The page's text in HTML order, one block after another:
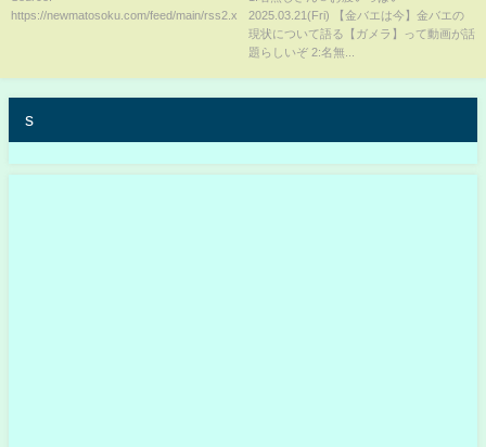
https://newmatosoku.com/feed/main/rss2.xml...2025.03.21(Fri) 【金バエは今】金バエの
現状について語る【ガメラ】って動画が話
題らしいぞ 2:名無...
s